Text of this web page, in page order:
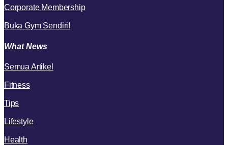
Corporate Membership
Buka Gym Sendiri!
What News
Semua Artikel
Fitness
Tips
Lifestyle
Health